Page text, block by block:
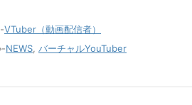
-VTuber（動画配信者）
-NEWS バーチャルYouTuber